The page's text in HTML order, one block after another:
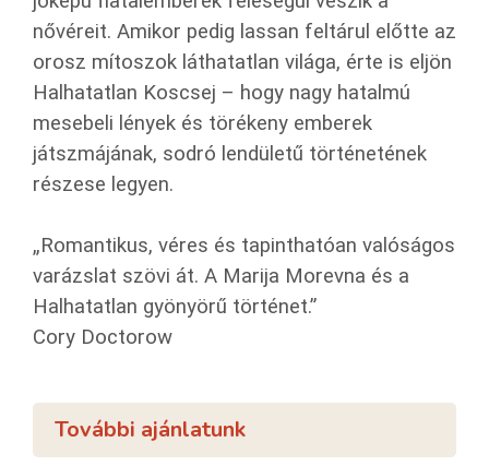
nővéreit. Amikor pedig lassan feltárul előtte az
orosz mítoszok láthatatlan világa, érte is eljön
Halhatatlan Koscsej – hogy nagy hatalmú
mesebeli lények és törékeny emberek
játszmájának, sodró lendületű történetének
részese legyen.
„Romantikus, véres és tapinthatóan valóságos
varázslat szövi át. A Marija Morevna és a
Halhatatlan gyönyörű történet.”
Cory Doctorow
További ajánlatunk